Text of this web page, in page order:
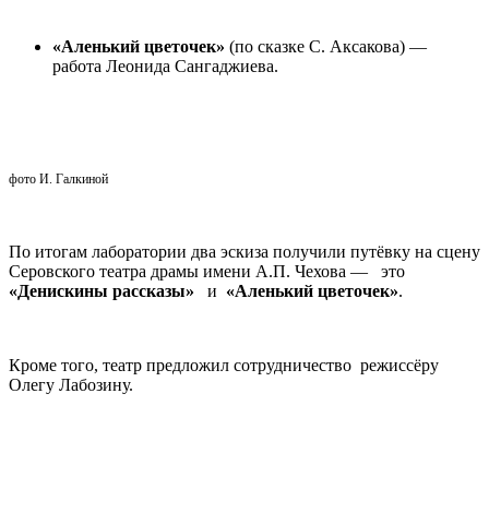
«Аленький цветочек» (по сказке С. Аксакова) —
работа Леонида Сангаджиева.
фото И. Галкиной
По итогам лаборатории два эскиза получили путёвку на сцену
Серовского театра драмы имени А.П. Чехова — это
«Денискины рассказы»
и «Аленький цветочек».
Кроме того, театр предложил сотрудничество режиссёру
Олегу Лабозину.